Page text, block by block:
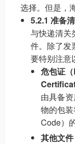
选择。但是，
5.2.1 准备
与快递清关
件。除了发
要特别注意
危包证
由具备
物的包
Code）
其他文件